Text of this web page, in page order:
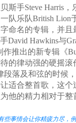
斯手Steve Harris，
队乐队British Lion
命名的专辑，并且
David Hawkins与
作推出的新专辑《
的律动强的硬摇滚
段落及和弦的时候
适合整首歌，这个
他的精力相对于整
些事情会让你精疲力尽，